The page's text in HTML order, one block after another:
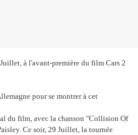
à l'avant-première du film Cars 2
pour se montrer à cet
du film, avec la chanson "Collision Of
Ce soir, 29 Juillet, la tournée